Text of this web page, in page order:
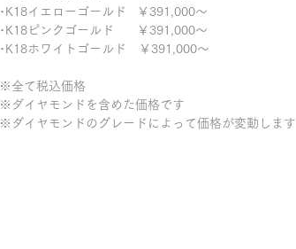
･K18イエローゴールド ￥391,000～
･K18ピンクゴールド ￥391,000～
･K18ホワイトゴールド ￥391,000～
※全て税込価格
※ダイヤモンドを含めた価格です
※ダイヤモンドのグレードによって価格が変動します